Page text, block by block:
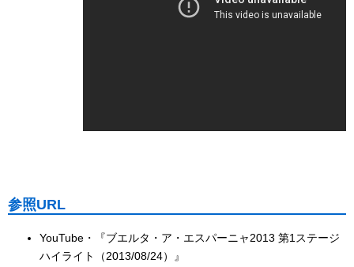
参照URL
YouTube・『ブエルタ・ア・エスパーニャ2013 第1ステージ
ハイライト（2013/08/24）』